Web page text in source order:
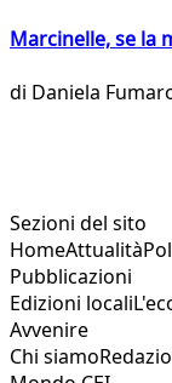
Marcinelle, se la
di Daniela
Sezioni del sito
HomeAttualità
Pubblicazioni
Edizioni locali
Avvenire
Chi siamo